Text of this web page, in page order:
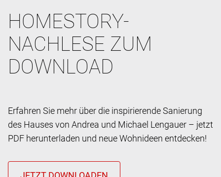
HOMESTORY-
NACHLESE ZUM
DOWNLOAD
Erfahren Sie mehr über die inspirierende Sanierung
des Hauses von Andrea und Michael Lengauer – jetzt
PDF herunterladen und neue Wohnideen entdecken!